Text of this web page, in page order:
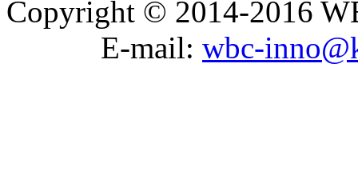
Copyright © 2014-2016
E-mail: wbc-